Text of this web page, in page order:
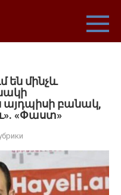
են մինչև
այդպիսի բանակ,
«Փաստ»